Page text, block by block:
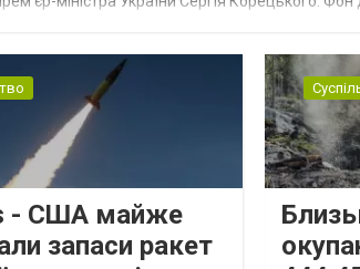
- США майже
запаси ракет